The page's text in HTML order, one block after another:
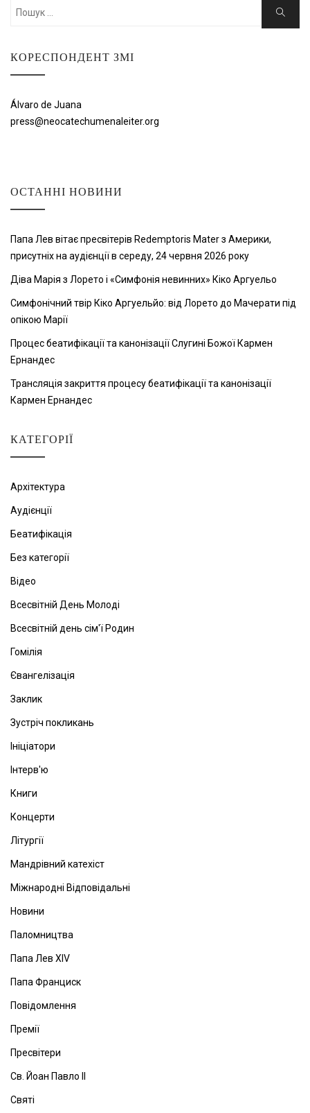
Шукати:
Пошук
КОРЕСПОНДЕНТ ЗМІ
Álvaro de Juana
press@neocatechumenaleiter.org
ОСТАННІ НОВИНИ
Папа Лев вітає пресвітерів Redemptoris Mater з Америки,
присутніх на аудієнції в середу, 24 червня 2026 року
Діва Марія з Лорето і «Симфонія невинних» Кіко Аргуельо
Симфонічний твір Кіко Аргуельйо: від Лорето до Мачерати під
опікою Марії
Процес беатифікації та канонізації Слугині Божої Кармен
Ернандес
Трансляція закриття процесу беатифікації та канонізації
Кармен Ернандес
КАТЕГОРІЇ
Архітектура
Аудієнції
Беатифікація
Без категорії
Відео
Всесвітній День Молоді
Всесвітній день сім'ї Родин
Гомілія
Євангелізація
Заклик
Зустріч покликань
Ініціатори
Інтерв'ю
Книги
Концерти
Літургії
Мандрівний катехіст
Міжнародні Відповідальні
Новини
Паломництва
Папа Лев ХІV
Папа Франциск
Повідомлення
Премії
Пресвітери
Св. Йоан Павло ІІ
Святі